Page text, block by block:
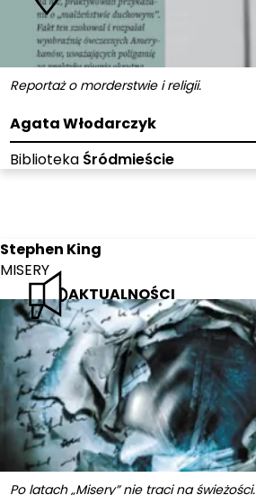
AKTUALNOŚCI
Reportaż o morderstwie i religii.
Agata Włodarczyk
Biblioteka Śródmieście
Po latach „Misery” nie traci na świeżości.
Stephen King
MISERY